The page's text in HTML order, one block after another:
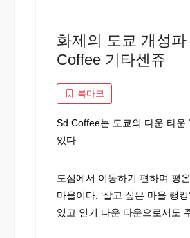
화제의 도쿄 개성
Coffee 기타센쥬
북마크
Sd Coffee는 도쿄의 다운 타운
있다.
도심에서 이동하기 편하며 평
마을이다. ‘살고 싶은 마을 랭
였고 인기 다운 타운으로서도